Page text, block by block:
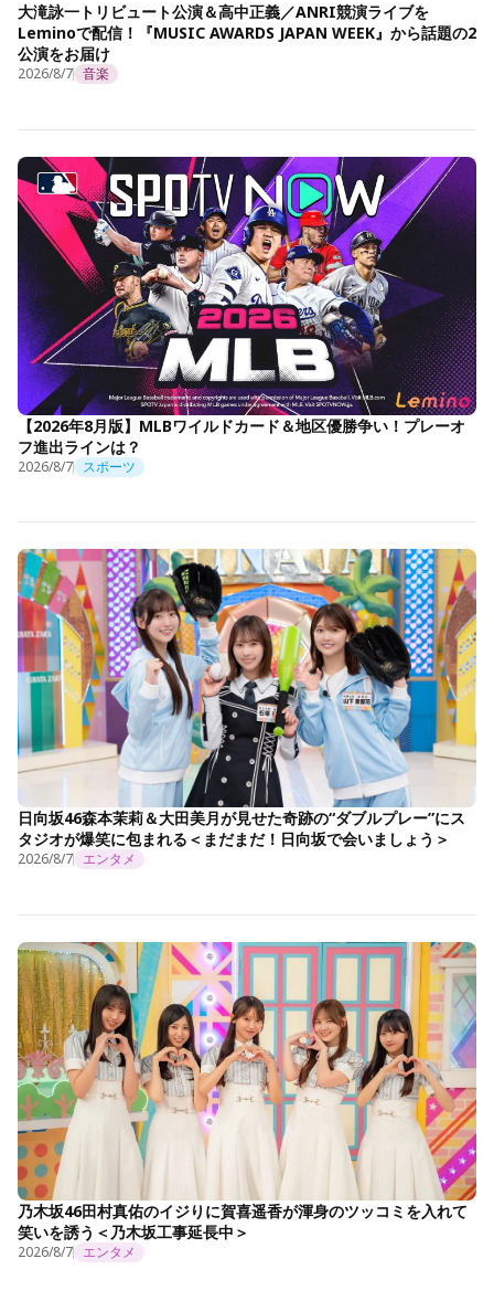
大滝詠一トリビュート公演＆高中正義／ANRI競演ライブを
Leminoで配信！『MUSIC AWARDS JAPAN WEEK』から話題の2
公演をお届け
2026/8/7 音楽
【2026年8月版】MLBワイルドカード＆地区優勝争い！プレーオ
フ進出ラインは？
2026/8/7 スポーツ
日向坂46森本茉莉＆大田美月が見せた奇跡の“ダブルプレー”にス
タジオが爆笑に包まれる＜まだまだ！日向坂で会いましょう＞
2026/8/7 エンタメ
乃木坂46田村真佑のイジりに賀喜遥香が渾身のツッコミを入れて
笑いを誘う＜乃木坂工事延長中＞
2026/8/7 エンタメ